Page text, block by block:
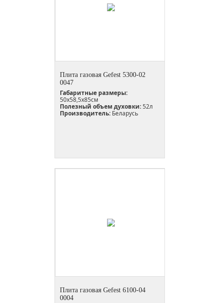
Плита газовая Gefest 5300-02
0047
Габаритные размеры:
50x58,5x85см
Полезный объем духовки:52л
Производитель: Беларусь
Плита газовая Gefest 6100-04
0004